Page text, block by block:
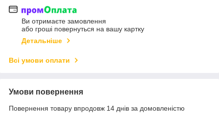
Ви отримаєте замовлення
або гроші повернуться на вашу картку
Детальніше
Всі умови оплати
Умови повернення
Повернення товару впродовж 14 днів за домовленістю